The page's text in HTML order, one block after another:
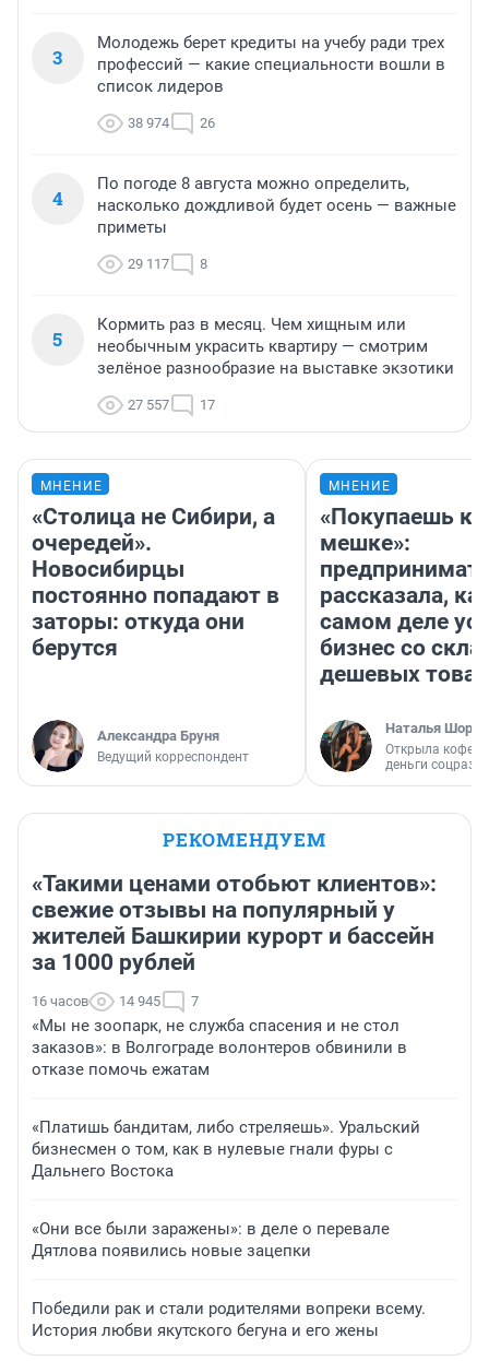
3
Молодежь берет кредиты на учебу ради трех
профессий — какие специальности вошли в
список лидеров
38 974 26
4
По погоде 8 августа можно определить,
насколько дождливой будет осень — важные
приметы
29 117 8
5
Кормить раз в месяц. Чем хищным или
необычным украсить квартиру — смотрим
зелёное разнообразие на выставке экзотики
27 557 17
МНЕНИЕ
«Столица не Сибири, а
очередей».
Новосибирцы
постоянно попадают в
заторы: откуда они
берутся
Александра Бруня
Ведущий корреспондент
МНЕНИЕ
«Покупаешь
мешке»:
рассказала,
самом деле
бизнес со
дешевых
Наталья
Открыла
деньги
РЕКОМЕНДУЕМ
«Такими ценами отобьют клиентов»:
свежие отзывы на популярный у
жителей Башкирии курорт и бассейн
за 1000 рублей
16 часов 14 945 7
«Мы не зоопарк, не служба спасения и не стол
заказов»: в Волгограде волонтеров обвинили в
отказе помочь ежатам
«Платишь бандитам, либо стреляешь». Уральский
бизнесмен о том, как в нулевые гнали фуры с
Дальнего Востока
«Они все были заражены»: в деле о перевале
Дятлова появились новые зацепки
Победили рак и стали родителями вопреки всему.
История любви якутского бегуна и его жены